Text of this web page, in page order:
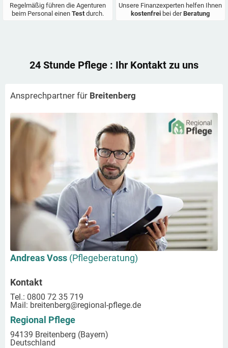
Regelmäßig führen die Agenturen
beim Personal einen Test durch.
Unsere Finanzexperten helfen Ihnen
kostenfrei bei derBeratung
24 Stunde Pflege : Ihr Kontakt zu uns
Ansprechpartner für Breitenberg
Andreas Voss (Pflegeberatung)
Kontakt
Tel.: 0800 72 35 719
Mail: breitenberg@regional-pflege.de
Regional Pflege
94139 Breitenberg (Bayern)
Deutschland